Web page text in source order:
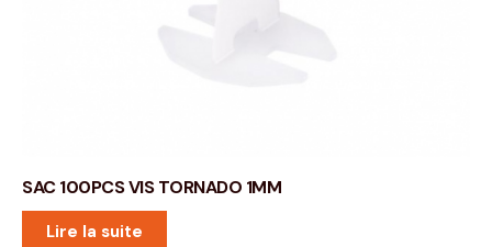
SAC 100PCS VIS TORNADO 1MM
Lire la suite